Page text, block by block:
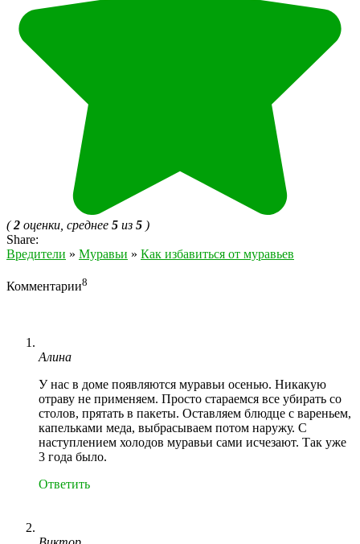
(2 оценки, среднее 5 из 5 )
Share:
Вредители » Муравьи » Как избавиться от муравьев
Комментарии8
Алина
У нас в доме появляются муравьи осенью. Никакую
отраву не применяем. Просто стараемся все убирать со
столов, прятать в пакеты. Оставляем блюдце с вареньем,
капельками меда, выбрасываем потом наружу. С
наступлением холодов муравьи сами исчезают. Так уже
3 года было.
Ответить